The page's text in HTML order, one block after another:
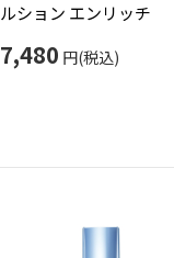
ルション エンリッチ
7,480 円(税込)